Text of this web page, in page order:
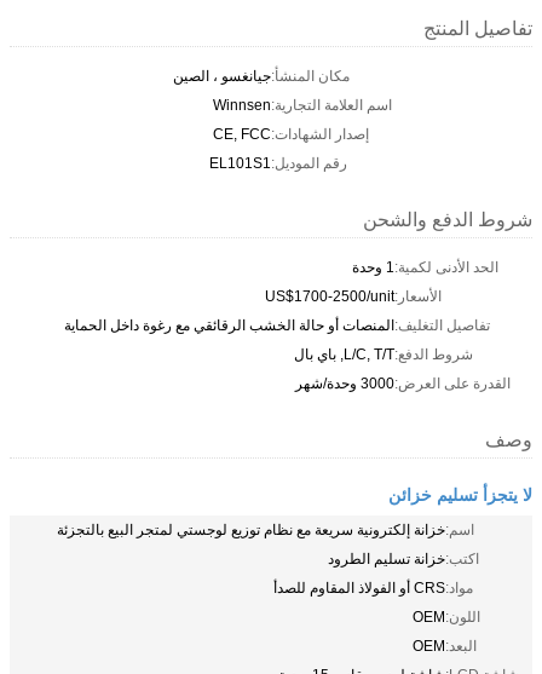
تفاصيل المنتج
مكان المنشأ:جيانغسو ، الصين
اسم العلامة التجارية:Winnsen
إصدار الشهادات:CE, FCC
رقم الموديل:EL101S1
شروط الدفع والشحن
الحد الأدنى لكمية:1 وحدة
الأسعار:US$1700-2500/unit
تفاصيل التغليف:المنصات أو حالة الخشب الرقائقي مع رغوة داخل الحماية
شروط الدفع:L/C, T/T, باي بال
القدرة على العرض:3000 وحدة/شهر
وصف
لا يتجزأ تسليم خزائن
اسم:خزانة إلكترونية سريعة مع نظام توزيع لوجستي لمتجر البيع بالتجزئة
اكتب:خزانة تسليم الطرود
مواد:CRS أو الفولاذ المقاوم للصدأ
اللون:OEM
البعد:OEM